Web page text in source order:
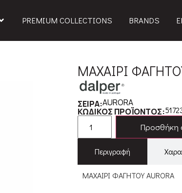
PREMIUM COLLECTIONS BRANDS
ΜΑΧΑΙΡΙ
ΣΕΙΡΑ:AURORA
ΚΩΔΙΚΟΣ ΠΡΟΪΟΝΤΟΣ:
Προσθήκη
Περιγραφή
ΜΑΧΑΙΡΙ ΦΑΓΗΤΟΥ AURORA